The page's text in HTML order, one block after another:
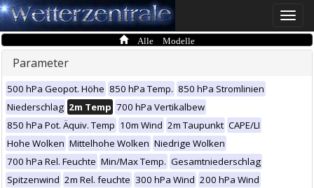
Toggle
Alle Modelle
Parameter
500 hPa Geopot. Höhe 850 hPa Temp. 850 hPa Stromlinien
Niederschlag 2m Temp 700 hPa Vertikalbew
850 hPa Pot. Äquiv. Temp 10m Wind 2m Taupunkt CAPE/LI
Hohe Wolken Mittelhohe Wolken Niedrige Wolken
700 hPa Rel. Feuchte Min/Max Temp. Gesamtniederschlag
Spitzenwind 2m Rel. feuchte 300 hPa Wind 200 hPa Wind